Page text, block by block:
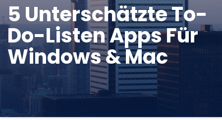
5 Unterschätzte To-
Do-Listen Apps Für
Windows & Mac